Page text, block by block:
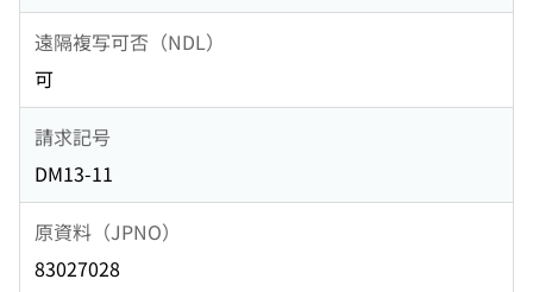
遠隔複写可否（NDL）
可
請求記号
DM13-11
原資料（JPNO）
83027028